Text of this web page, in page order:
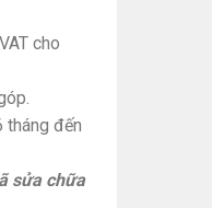
cho
tháng đến
sửa chữa